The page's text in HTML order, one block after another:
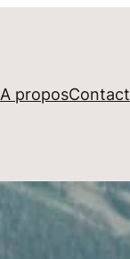
A proposContact